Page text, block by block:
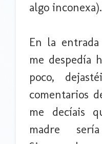
algo inconexa).
En la
me despedía
poco,
comentarios
me decíais
madre